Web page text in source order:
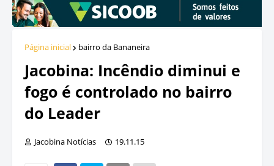
Página inicial bairro da Bananeira
Jacobina: Incêndio diminui e
fogo é controlado no bairro
do Leader
Jacobina Notícias 19.11.15